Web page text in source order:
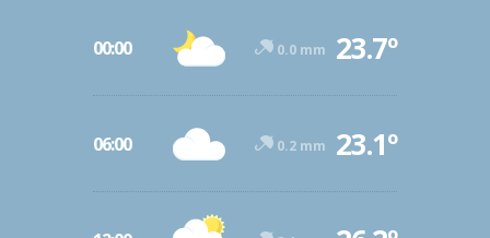
00:00 0.0 mm 23.7º
06:00 0.2 mm 23.1º